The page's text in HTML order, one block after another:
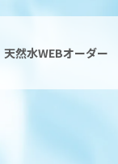
天然水WEBオーダー